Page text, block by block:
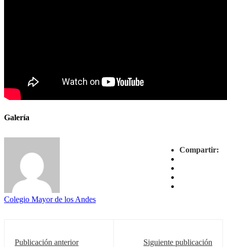
Galería
Compartir:
Colegio Mayor de los Andes
Publicación anterior Siguiente publicación